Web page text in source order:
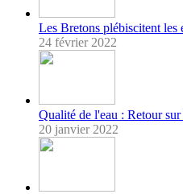
Les Bretons plébiscitent les
24 février 2022
Qualité de l'eau : Retour
20 janvier 2022